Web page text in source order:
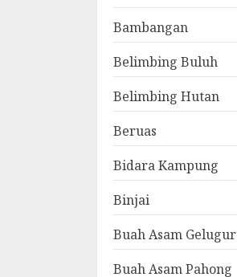
Bambangan
Belimbing Buluh
Belimbing Hutan
Beruas
Bidara Kampung
Binjai
Buah Asam Gelugur
Buah Asam Pahong